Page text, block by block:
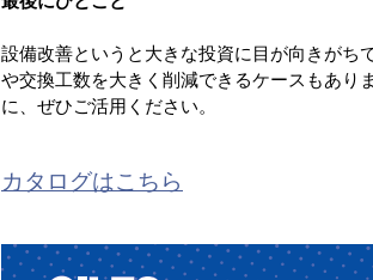
設備改善というと大きな投資に目が向きがち
や交換工数を大きく削減できるケースもあり
に、ぜひご活用ください。
カタログはこちら